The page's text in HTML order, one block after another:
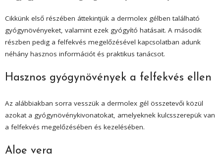
Cikkünk első részében áttekintjük a dermolex gélben található
gyógynövényeket, valamint ezek gyógyító hatásait. A második
részben pedig a felfekvés megelőzésével kapcsolatban adunk
néhány hasznos információt és praktikus tanácsot.
Hasznos gyógynövények a felfekvés ellen
Az alábbiakban sorra vesszük a dermolex gél összetevői közül
azokat a gyógynövénykivonatokat, amelyeknek kulcsszerepük van
a felfekvés megelőzésében és kezelésében.
Aloe vera